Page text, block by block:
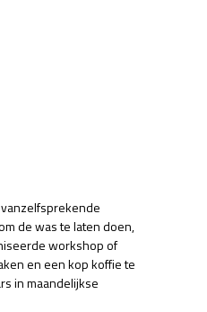
de was te laten doen,
workshop of
en een kop koffie te
in maandelijkse